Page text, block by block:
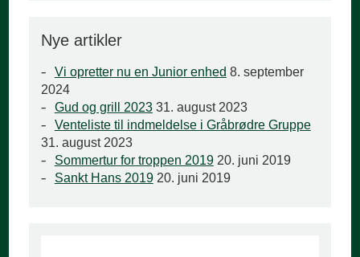
Nye artikler
Vi opretter nu en Junior enhed 8. september
2024
Gud og grill 2023 31. august 2023
Venteliste til indmeldelse i Gråbrødre Gruppe
31. august 2023
Sommertur for troppen 2019 20. juni 2019
Sankt Hans 2019 20. juni 2019